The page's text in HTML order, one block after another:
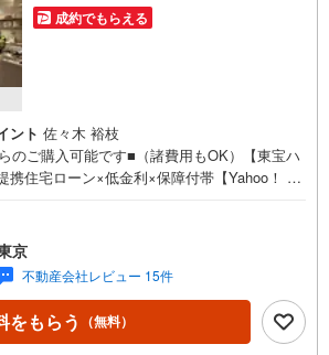
成約でもらえる
ント 佐々木 裕枝
のご購入可能です■（諸費用もOK）【東宝ハ
携住宅ローン×低金利×保障付帯【Yahoo！ 不
イトがもらえる「Yahoo！ 不動産 物件ご成約
」の対象になります。「資料をもらう」「見
」ボタンからお問い合わせください。※必ずY
IDでログインしてください。※PayPayボー
出金と譲渡はできません。ご案内・詳細な資
お気軽にどうぞ♪お電話でのお問い合わせも
京
不動産会社レビュー 15件
をもらう （無料）